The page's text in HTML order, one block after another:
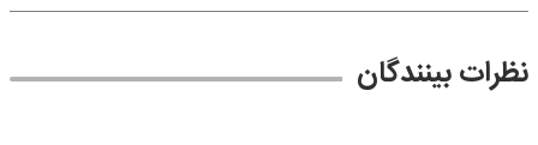
نظرات بینندگان